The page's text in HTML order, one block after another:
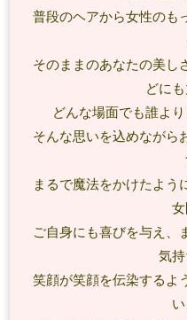
普段のヘアから女性のも
そのままのあなたの美し
どにも
どんな場面でも誰よ
そんな思いを込めながら
まるで魔法をかけたよう
ご自身にも喜びを与え、
気
笑顔が笑顔を伝染するよ
い